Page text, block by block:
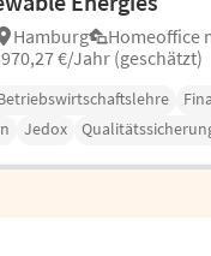
Hamburg
Homeoffice
€/Jahr (geschätzt)
Jedox